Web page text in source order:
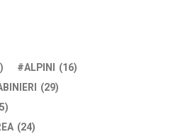
ALPINI (16)
(29)
(24)